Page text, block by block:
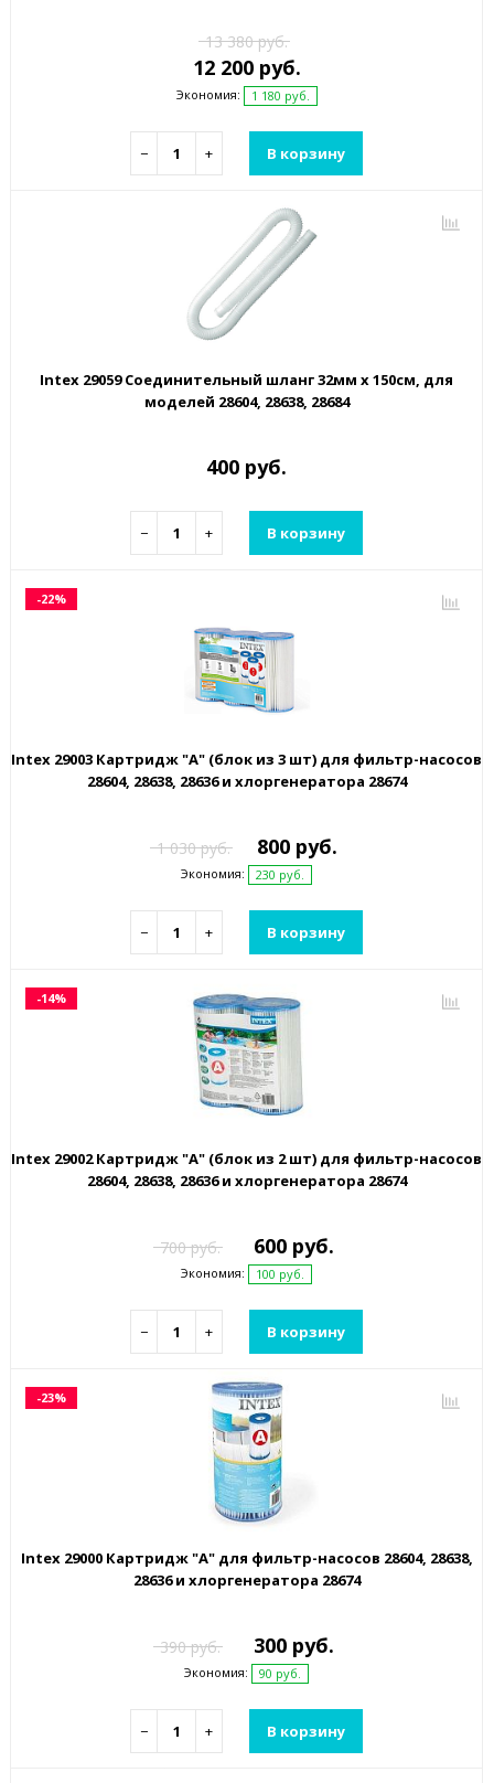
13 380 руб.
12 200 руб.
Экономия: 1 180 руб.
− + В корзину
Intex 29059 Соединительный шланг 32мм х 150см, для
моделей 28604, 28638, 28684
400 руб.
− + В корзину
-22%
Intex 29003 Картридж "А" (блок из 3 шт) для фильтр-насосов
28604, 28638, 28636 и хлоргенератора 28674
1 030 руб. 800 руб.
Экономия: 230 руб.
− + В корзину
-14%
Intex 29002 Картридж "А" (блок из 2 шт) для фильтр-насосов
28604, 28638, 28636 и хлоргенератора 28674
700 руб. 600 руб.
Экономия: 100 руб.
− + В корзину
-23%
Intex 29000 Картридж "А" для фильтр-насосов 28604, 28638,
28636 и хлоргенератора 28674
390 руб. 300 руб.
Экономия: 90 руб.
− + В корзину